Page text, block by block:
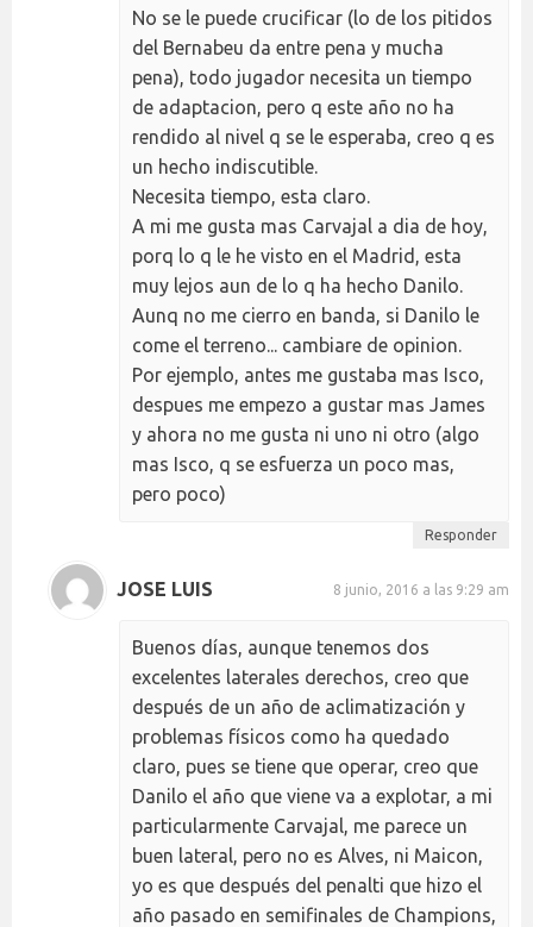
No se le puede crucificar (lo de los pitidos
del Bernabeu da entre pena y mucha
pena), todo jugador necesita un tiempo
de adaptacion, pero q este año no ha
rendido al nivel q se le esperaba, creo q es
un hecho indiscutible.
Necesita tiempo, esta claro.
A mi me gusta mas Carvajal a dia de hoy,
porq lo q le he visto en el Madrid, esta
muy lejos aun de lo q ha hecho Danilo.
Aunq no me cierro en banda, si Danilo le
come el terreno... cambiare de opinion.
Por ejemplo, antes me gustaba mas Isco,
despues me empezo a gustar mas James
y ahora no me gusta ni uno ni otro (algo
mas Isco, q se esfuerza un poco mas,
pero poco)
Responder
JOSE LUIS 8 junio, 2016 a las 9:29 am
Buenos días, aunque tenemos dos
excelentes laterales derechos, creo que
después de un año de aclimatización y
problemas físicos como ha quedado
claro, pues se tiene que operar, creo que
Danilo el año que viene va a explotar, a mi
particularmente Carvajal, me parece un
buen lateral, pero no es Alves, ni Maicon,
yo es que después del penalti que hizo el
año pasado en semifinales de Champions,